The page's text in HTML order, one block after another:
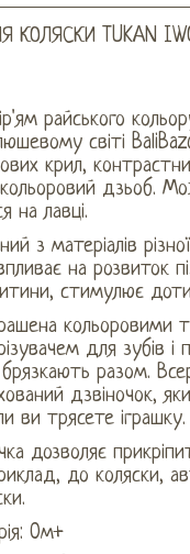
КОЛЯСКИ TUKAN
райського
світі
крил,
дзьоб.
на лавці.
з матеріалів
на розвиток
стимулює
кольоровими
для зубів і
разом.
дзвіночок,
ви трясете іграшку.
дозволяє
до коляски,
0м+